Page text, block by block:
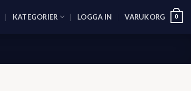
KATEGORIER LOGGA IN VARUKORG 0